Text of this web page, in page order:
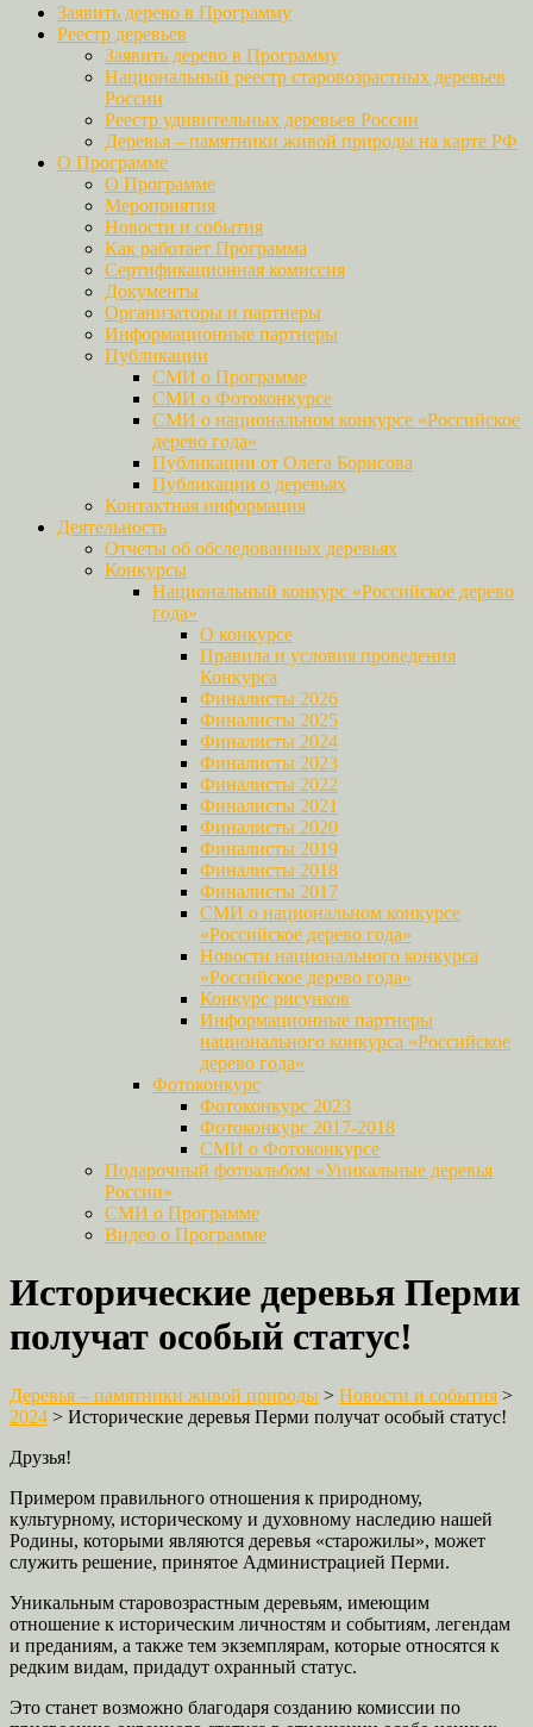
Заявить дерево в Программу
Реестр деревьев
Заявить дерево в Программу
Национальный реестр старовозрастных деревьев
России
Реестр удивительных деревьев России
Деревья – памятники живой природы на карте РФ
О Программе
О Программе
Мероприятия
Новости и события
Как работает Программа
Сертификационная комиссия
Документы
Организаторы и партнеры
Информационные партнеры
Публикации
СМИ о Программе
СМИ о Фотоконкурсе
СМИ о национальном конкурсе «Российское
дерево года»
Публикации от Олега Борисова
Публикации о деревьях
Контактная информация
Деятельность
Отчеты об обследованных деревьях
Конкурсы
Национальный конкурс «Российское дерево
года»
О конкурсе
Правила и условия проведения
Конкурса
Финалисты 2026
Финалисты 2025
Финалисты 2024
Финалисты 2023
Финалисты 2022
Финалисты 2021
Финалисты 2020
Финалисты 2019
Финалисты 2018
Финалисты 2017
СМИ о национальном конкурсе
«Российское дерево года»
Новости национального конкурса
«Российское дерево года»
Конкурс рисунков
Информационные партнеры
национального конкурса «Российское
дерево года»
Фотоконкурс
Фотоконкурс 2023
Фотоконкурс 2017-2018
СМИ о Фотоконкурсе
Подарочный фотоальбом «Уникальные деревья
России»
СМИ о Программе
Видео о Программе
Исторические деревья Перми
получат особый статус!
Деревья – памятники живой природы > Новости и события >
2024 > Исторические деревья Перми получат особый статус!
Друзья!
Примером правильного отношения к природному,
культурному, историческому и духовному наследию нашей
Родины, которыми являются деревья «старожилы», может
служить решение, принятое Администрацией Перми.
Уникальным старовозрастным деревьям, имеющим
отношение к историческим личностям и событиям, легендам
и преданиям, а также тем экземплярам, которые относятся к
редким видам, придадут охранный статус.
Это станет возможно благодаря созданию комиссии по